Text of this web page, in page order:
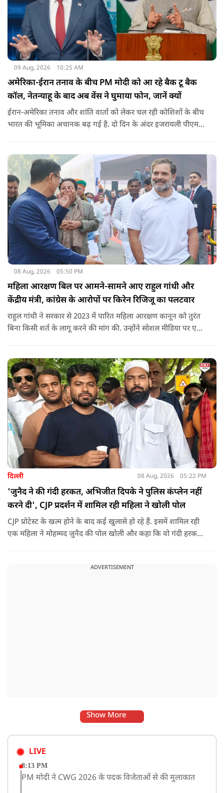
09 Aug, 2026 10:25 AM
अमेरिका-ईरान तनाव के बीच PM मोदी को आ रहे बैक टू बैक
कॉल, नेतन्याहू के बाद अब वेंस ने घुमाया फोन, जानें क्यों
ईरान-अमेरिका तनाव और शांति वार्ता को लेकर चल रही कोशिशों के बीच
भारत की भूमिका अचानक बढ़ गई है. दो दिन के अंदर इजरायली पीएम
08 Aug, 2026 05:50 PM
महिला आरक्षण बिल पर आमने-सामने आए राहुल गांधी और
केंद्रीय मंत्री, कांग्रेस के आरोपों पर किरेन रिजिजू का पलटवार
राहुल गांधी ने सरकार से 2023 में पारित महिला आरक्षण कानून को तुरंत
बिना किसी शर्त के लागू करने की मांग की. उन्होंने सोशल मीडिया पर एक
दिल्ली 08 Aug, 2026 05:22 PM
'जुनैद ने की गंदी हरकत, अभिजीत दिपके ने पुलिस कंप्लेन नहीं
करने दी', CJP प्रदर्शन में शामिल रही महिला ने खोली पोल
CJP प्रोटेस्ट के खत्म होने के बाद कई खुलासे हो रहे हैं. इसमें शामिल रही
एक महिला ने मोहम्मद जुनैद की पोल खोली और कहा कि वो गंदी हरकतें
ADVERTISEMENT
Show More
LIVE
8:13 PM
PM मोदी ने CWG 2026 के पदक विजेताओं से की मुलाकात